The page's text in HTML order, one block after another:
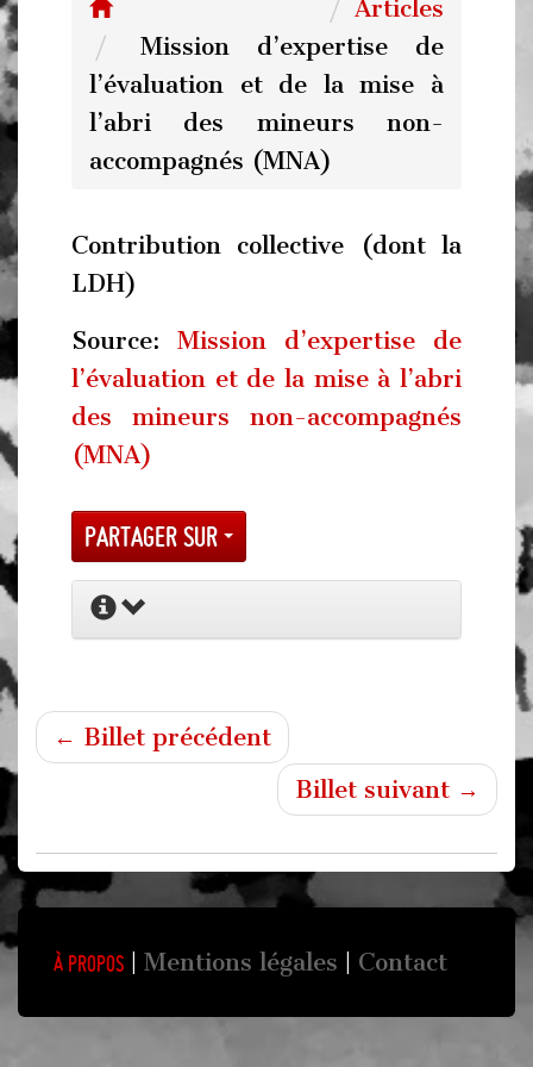
Articles
Mission d’expertise de
l’évaluation et de la mise à
l’abri des mineurs non-
accompagnés (MNA)
Contribution collective (dont la
LDH)
Source: Mission d’expertise de
l’évaluation et de la mise à l’abri
des mineurs non-accompagnés
(MNA)
Partager sur
← Billet précédent
Billet suivant →
À propos Mentions légales Contact